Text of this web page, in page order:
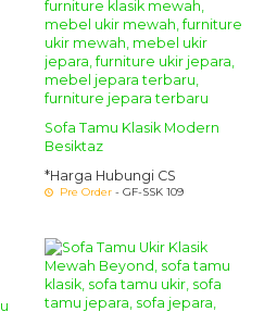
Sofa Tamu Klasik Modern
Besiktaz
*Harga Hubungi CS
Pre Order - GF-SSK 109